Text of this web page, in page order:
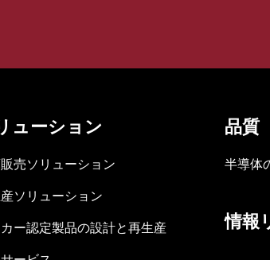
ューション
売ソリューション
ソリューション
カー認定製品の設計と再生産
品質
半導体
情報